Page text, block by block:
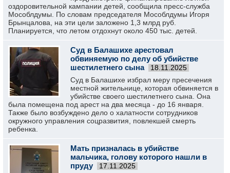
оздоровительной кампании детей, сообщила пресс-служба
Мособлдумы. По словам председателя Мособлдумы Игоря
Брынцалова, на эти цели заложено 1,3 млрд руб.
Планируется, что летом отдохнут около 450 тыс. детей.
Суд в Балашихе арестовал
обвиняемую по делу об убийстве
шестилетнего сына
18.11.2025
Суд в Балашихе избрал меру пресечения
местной жительнице, которая обвиняется в
убийстве своего шестилетнего сына. Она
была помещена под арест на два месяца - до 16 января.
Также было возбуждено дело о халатности сотрудников
окружного управления соцразвития, повлекшей смерть
ребенка.
Мать призналась в убийстве
мальчика, голову которого нашли в
пруду
17.11.2025